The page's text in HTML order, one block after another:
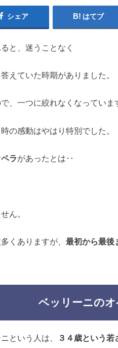
シェア はてブ
と、迷うことなく
答えていた時期がありました。
、一つに絞れなくなっていま
の感動はやはり特別でした。
ラがあったとは‥
ん。
くありますが、 最初から最後
ベッリーニのオ
という人は、 ３４歳という